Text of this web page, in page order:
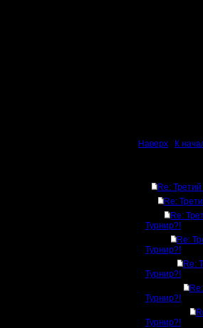
Наверх
К
Re:
Re:
Re:
Турнир?!
Re:
Турнир?!
Re:
Турнир?!
Турнир?!
Турнир?!